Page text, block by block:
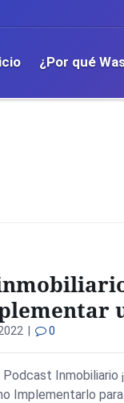
¿Por qué
| 0
Inmobiliario
Implementarlo